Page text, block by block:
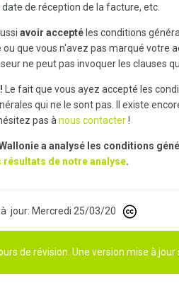
de réception de la facture, etc.
avoir accepté les conditions
ou que vous n'avez pas marqué votre
ne peut pas invoquer les clauses
Le fait que vous ayez accepté les
qui ne le sont pas. Il existe
pas à nous contacter!
a analysé les conditions
résultats de notre analyse.
à jour: Mercredi 25/03/20
de révision. Une version mise à